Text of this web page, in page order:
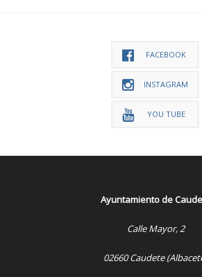
FACEBOOK
INSTAGRAM
YOU TUBE
Ayuntamiento de
Calle Mayor, 2
02660 Caudete